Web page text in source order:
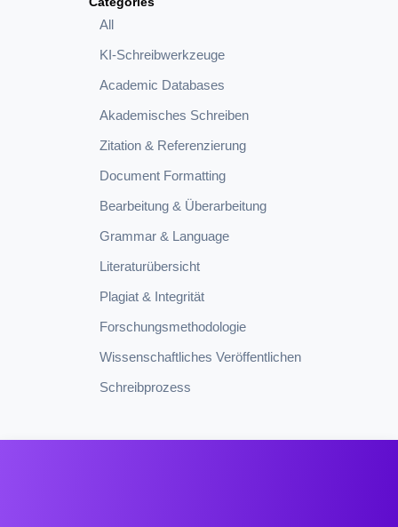
All
KI-Schreibwerkzeuge
Academic Databases
Akademisches Schreiben
Zitation & Referenzierung
Document Formatting
Bearbeitung & Überarbeitung
Grammar & Language
Literaturübersicht
Plagiat & Integrität
Forschungsmethodologie
Wissenschaftliches Veröffentlichen
Schreibprozess